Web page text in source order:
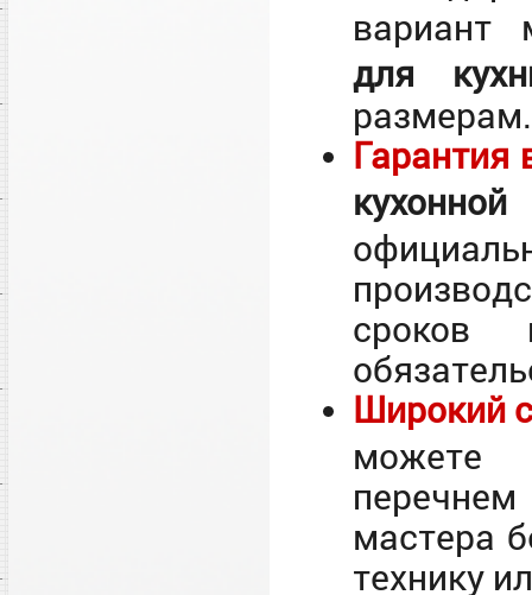
вариант
для
размерам.
Гарантия
сроков
Широкий
можете
мастера
технику